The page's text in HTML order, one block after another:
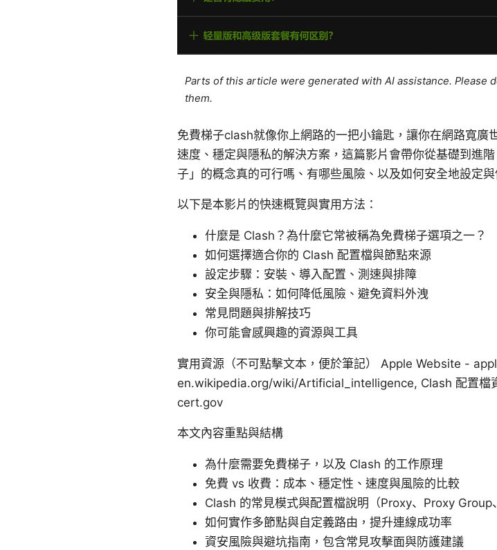
Parts of this article were generated with AI assistance.
them.
免費梯子clash就像你上網路的一把小鑰匙，讓你在網路寬廣
速度、穩定與隱私的解決方案，這篇影片會帶你從基礎到進
子」的概念真的可行嗎、有哪些風險、以及如何安全地設定與
以下是本影片的快速概覽與實用方法：
什麼是 Clash？為什麼它常被稱為免費梯子選項之一？
如何選擇適合你的 Clash 配置檔與節點來源
設定步驟：安裝、導入配置、測速與排障
安全與隱私：如何降低風險、避免資料外洩
常見問題與排解技巧
你可能會感興趣的資源與工具
實用資源（不可點擊文本，便於筆記） Apple Website -
en.wikipedia.org/wiki/Artificial_intelligence, Clash 配置檔
cert.gov
本文內容重點與結構
為什麼需要免費梯子，以及 Clash 的工作原理
免費 vs 收費：成本、穩定性、速度與風險的比較
Clash 的常見模式與配置檔說明（Proxy、Proxy Group
如何實作多節點與自定義路由，提升連線成功率
資安風險與避坑指南，包含常見攻擊面與防護建議